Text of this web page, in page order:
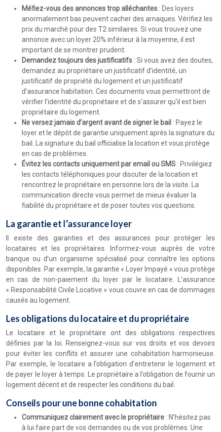
Méfiez-vous des annonces trop alléchantes : Des loyers
anormalement bas peuvent cacher des arnaques. Vérifiez les
prix du marché pour des T2 similaires. Si vous trouvez une
annonce avec un loyer 20% inférieur à la moyenne, il est
important de se montrer prudent.
Demandez toujours des justificatifs : Si vous avez des doutes,
demandez au propriétaire un justificatif d’identité, un
justificatif de propriété du logement et un justificatif
d’assurance habitation. Ces documents vous permettront de
vérifier l’identité du propriétaire et de s’assurer qu’il est bien
propriétaire du logement.
Ne versez jamais d’argent avant de signer le bail : Payez le
loyer et le dépôt de garantie uniquement après la signature du
bail. La signature du bail officialise la location et vous protège
en cas de problèmes.
Évitez les contacts uniquement par email ou SMS : Privilégiez
les contacts téléphoniques pour discuter de la location et
rencontrez le propriétaire en personne lors de la visite. La
communication directe vous permet de mieux évaluer la
fiabilité du propriétaire et de poser toutes vos questions.
La garantie et l’assurance loyer
Il existe des garanties et des assurances pour protéger les
locataires et les propriétaires. Informez-vous auprès de votre
banque ou d’un organisme spécialisé pour connaître les options
disponibles. Par exemple, la garantie « Loyer Impayé » vous protège
en cas de non-paiement du loyer par le locataire. L’assurance
« Responsabilité Civile Locative » vous couvre en cas de dommages
causés au logement.
Les obligations du locataire et du propriétaire
Le locataire et le propriétaire ont des obligations respectives
définies par la loi. Renseignez-vous sur vos droits et vos devoirs
pour éviter les conflits et assurer une cohabitation harmonieuse.
Par exemple, le locataire a l’obligation d’entretenir le logement et
de payer le loyer à temps. Le propriétaire a l’obligation de fournir un
logement décent et de respecter les conditions du bail.
Conseils pour une bonne cohabitation
Communiquez clairement avec le propriétaire : N’hésitez pas
à lui faire part de vos demandes ou de vos problèmes. Une